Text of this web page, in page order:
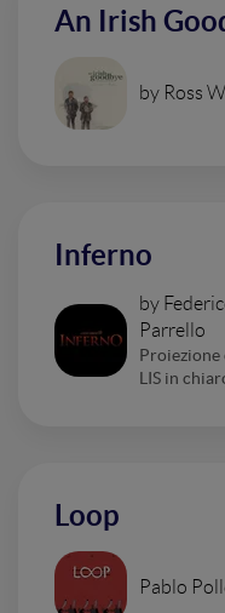
An Irish
by Ross
Inferno
by
Parrello
LIS in
Loop
Pablo